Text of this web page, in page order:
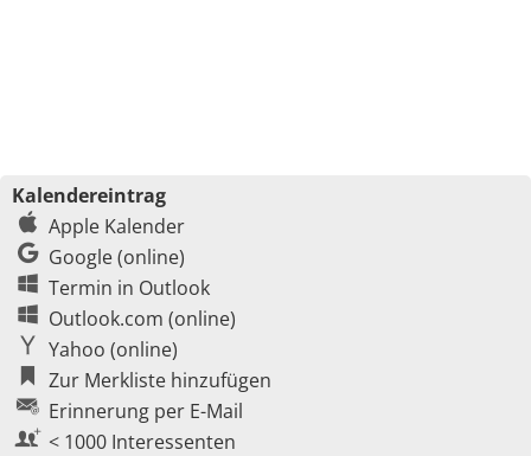
Kalendereintrag
Apple Kalender
Google (online)
Termin in Outlook
Outlook.com (online)
Yahoo (online)
Zur Merkliste hinzufügen
Erinnerung per E-Mail
< 1000 Interessenten